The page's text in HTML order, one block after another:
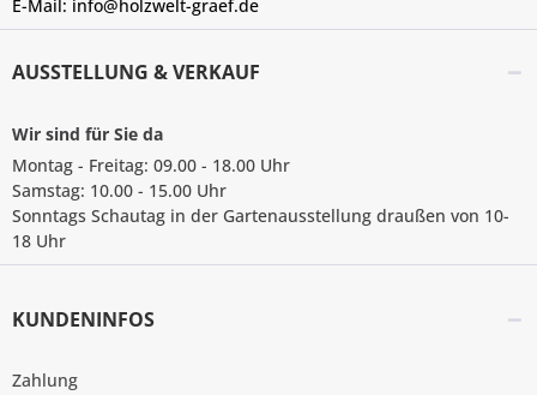
E-Mail: info@holzwelt-graef.de
AUSSTELLUNG & VERKAUF
Wir sind für Sie da
Montag - Freitag: 09.00 - 18.00 Uhr
Samstag: 10.00 - 15.00 Uhr
Sonntags Schautag in der Gartenausstellung draußen von 10-
18 Uhr
KUNDENINFOS
Zahlung